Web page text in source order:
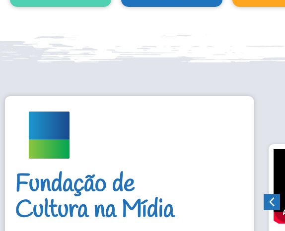
Fundação de
Cultura na Mídia